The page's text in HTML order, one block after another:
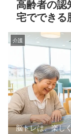
高齢者の認
宅でできる
介護
脳トレは、楽し